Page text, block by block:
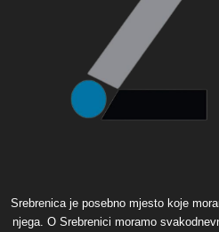
Srebrenica je posebno mjesto koje
njega. O Srebrenici moramo